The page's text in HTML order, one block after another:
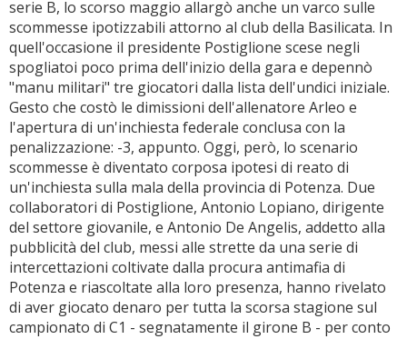
serie B, lo scorso maggio allargò anche un varco sulle
scommesse ipotizzabili attorno al club della Basilicata. In
quell'occasione il presidente Postiglione scese negli
spogliatoi poco prima dell'inizio della gara e depennò
"manu militari" tre giocatori dalla lista dell'undici iniziale.
Gesto che costò le dimissioni dell'allenatore Arleo e
l'apertura di un'inchiesta federale conclusa con la
penalizzazione: -3, appunto. Oggi, però, lo scenario
scommesse è diventato corposa ipotesi di reato di
un'inchiesta sulla mala della provincia di Potenza. Due
collaboratori di Postiglione, Antonio Lopiano, dirigente
del settore giovanile, e Antonio De Angelis, addetto alla
pubblicità del club, messi alle strette da una serie di
intercettazioni coltivate dalla procura antimafia di
Potenza e riascoltate alla loro presenza, hanno rivelato
di aver giocato denaro per tutta la scorsa stagione sul
campionato di C1 - segnatamente il girone B - per conto